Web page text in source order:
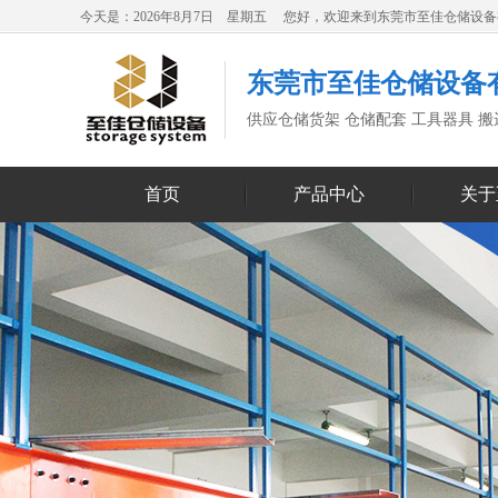
今天是：2026年8月7日 星期五 您好，欢迎来到东莞市至佳仓储设备
东莞市至佳仓储设备
供应仓储货架 仓储配套 工具器具
首页 产品中心 关